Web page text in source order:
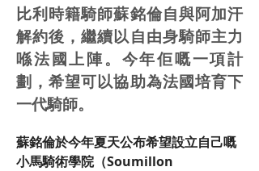
比利時籍騎師蘇銘倫自與阿加汗
解約後，繼續以自由身騎師主力
喺法國上陣。今年佢嘅一項計
劃，希望可以協助為法國培育下
一代騎師。
蘇銘倫於今年夏天公布希望設立自己嘅
小馬騎術學院（Soumillon